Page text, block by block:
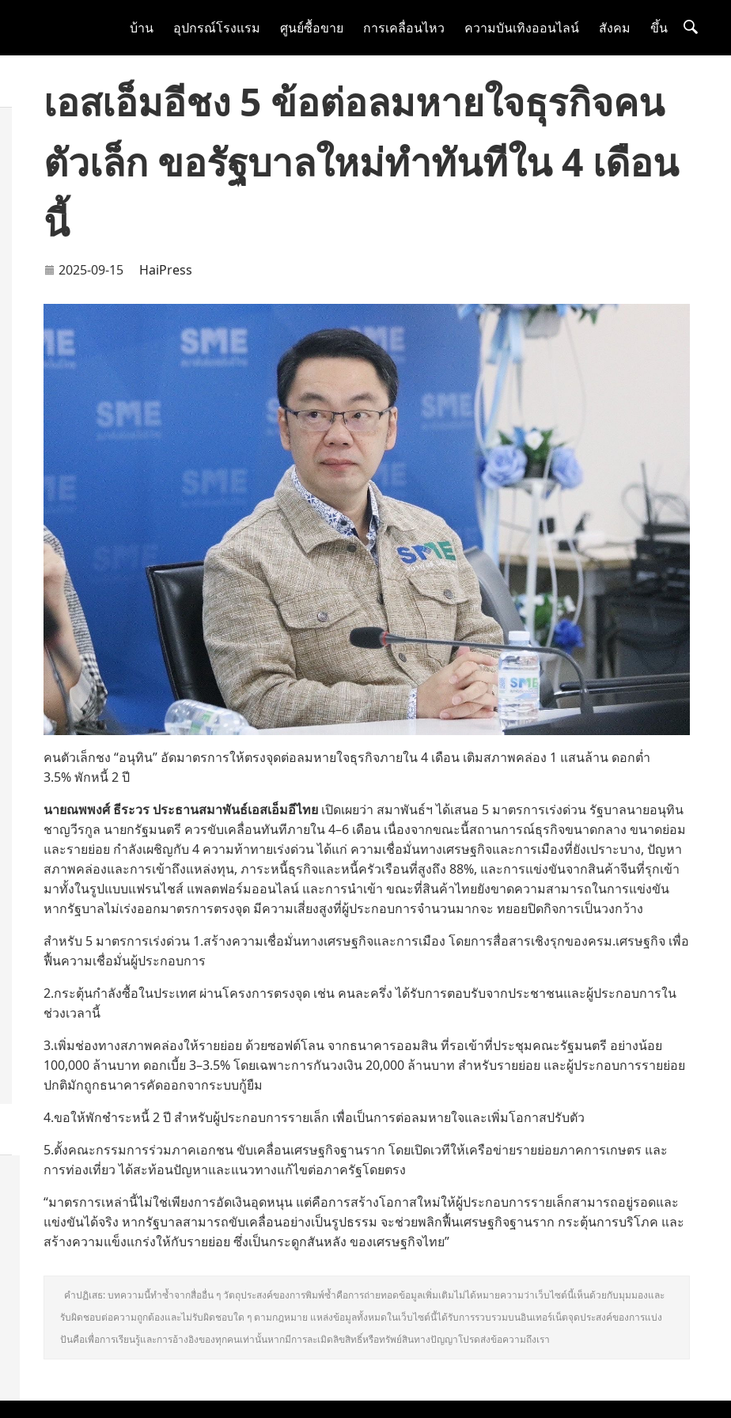
บ้าน อุปกรณ์โรงแรม ศูนย์ซื้อขาย การเคลื่อนไหว ความบันเทิงออนไลน์ สังคม ขึ้น
เอสเอ็มอีชง 5 ข้อต่อลมหายใจธุรกิจคน
ตัวเล็ก ขอรัฐบาลใหม่ทำทันทีใน 4 เดือน
นี้
2025-09-15 HaiPress
คนตัวเล็กชง “อนุทิน” อัดมาตรการให้ตรงจุดต่อลมหายใจธุรกิจภายใน 4 เดือน เติมสภาพคล่อง 1 แสนล้าน ดอกต่ำ
3.5% พักหนี้ 2 ปี
นายณพพงศ์ ธีระวร ประธานสมาพันธ์เอสเอ็มอีไทย เปิดเผยว่า สมาพันธ์ฯ ได้เสนอ 5 มาตรการเร่งด่วน รัฐบาลนายอนุทิน
ชาญวีรกูล นายกรัฐมนตรี ควรขับเคลื่อนทันทีภายใน 4–6 เดือน เนื่องจากขณะนี้สถานการณ์ธุรกิจขนาดกลาง ขนาดย่อม
และรายย่อย กำลังเผชิญกับ 4 ความท้าทายเร่งด่วน ได้แก่ ความเชื่อมั่นทางเศรษฐกิจและการเมืองที่ยังเปราะบาง, ปัญหา
สภาพคล่องและการเข้าถึงแหล่งทุน, ภาระหนี้ธุรกิจและหนี้ครัวเรือนที่สูงถึง 88%, และการแข่งขันจากสินค้าจีนที่รุกเข้า
มาทั้งในรูปแบบแฟรนไชส์ แพลตฟอร์มออนไลน์ และการนำเข้า ขณะที่สินค้าไทยยังขาดความสามารถในการแข่งขัน
หากรัฐบาลไม่เร่งออกมาตรการตรงจุด มีความเสี่ยงสูงที่ผู้ประกอบการจำนวนมากจะ ทยอยปิดกิจการเป็นวงกว้าง
สำหรับ 5 มาตรการเร่งด่วน 1.สร้างความเชื่อมั่นทางเศรษฐกิจและการเมือง โดยการสื่อสารเชิงรุกของครม.เศรษฐกิจ เพื่อ
ฟื้นความเชื่อมั่นผู้ประกอบการ
2.กระตุ้นกำลังซื้อในประเทศ ผ่านโครงการตรงจุด เช่น คนละครึ่ง ได้รับการตอบรับจากประชาชนและผู้ประกอบการใน
ช่วงเวลานี้
3.เพิ่มช่องทางสภาพคล่องให้รายย่อย ด้วยซอฟต์โลน จากธนาคารออมสิน ที่รอเข้าที่ประชุมคณะรัฐมนตรี อย่างน้อย
100,000 ล้านบาท ดอกเบี้ย 3–3.5% โดยเฉพาะการกันวงเงิน 20,000 ล้านบาท สำหรับรายย่อย และผู้ประกอบการรายย่อย
ปกติมักถูกธนาคารคัดออกจากระบบกู้ยืม
4.ขอให้พักชำระหนี้ 2 ปี สำหรับผู้ประกอบการรายเล็ก เพื่อเป็นการต่อลมหายใจและเพิ่มโอกาสปรับตัว
5.ตั้งคณะกรรมการร่วมภาคเอกชน ขับเคลื่อนเศรษฐกิจฐานราก โดยเปิดเวทีให้เครือข่ายรายย่อยภาคการเกษตร และ
การท่องเที่ยว ได้สะท้อนปัญหาและแนวทางแก้ไขต่อภาครัฐโดยตรง
“มาตรการเหล่านี้ไม่ใช่เพียงการอัดเงินอุดหนุน แต่คือการสร้างโอกาสใหม่ให้ผู้ประกอบการรายเล็กสามารถอยู่รอดและ
แข่งขันได้จริง หากรัฐบาลสามารถขับเคลื่อนอย่างเป็นรูปธรรม จะช่วยพลิกฟื้นเศรษฐกิจฐานราก กระตุ้นการบริโภค และ
สร้างความแข็งแกร่งให้กับรายย่อย ซึ่งเป็นกระดูกสันหลัง ของเศรษฐกิจไทย”
คำปฏิเสธ: บทความนี้ทำซ้ำจากสื่ออื่น ๆ วัตถุประสงค์ของการพิมพ์ซ้ำคือการถ่ายทอดข้อมูลเพิ่มเติมไม่ได้หมายความว่าเว็บไซต์นี้เห็นด้วยกับมุมมองและ
รับผิดชอบต่อความถูกต้องและไม่รับผิดชอบใด ๆ ตามกฎหมาย แหล่งข้อมูลทั้งหมดในเว็บไซต์นี้ได้รับการรวบรวมบนอินเทอร์เน็ตจุดประสงค์ของการแบ่ง
ปันคือเพื่อการเรียนรู้และการอ้างอิงของทุกคนเท่านั้นหากมีการละเมิดลิขสิทธิ์หรือทรัพย์สินทางปัญญาโปรดส่งข้อความถึงเรา